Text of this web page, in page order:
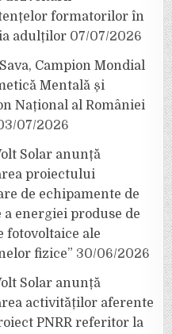
formatorilor în
adulților 07/07/2026
Campion Mondial
Mentală și
Național al României
07/2026
Solar anunță
proiectului
de echipamente de
a energiei produse de
fotovoltaice ale
fizice” 30/06/2026
Solar anunță
activităților aferente
PNRR referitor la